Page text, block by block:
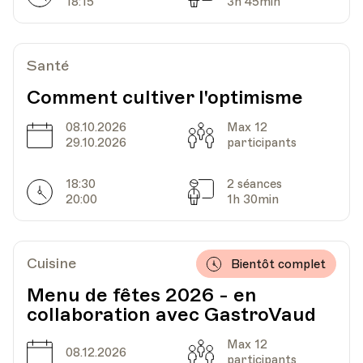
Date17.02.2021 Heure
18.00
Lieu
HEP - Haute Ecole Pédagogique
1005, Lausanne
Date
03.03.2021 Heure
18.00
Av. de Cour 33
Santé
Comment cultiver l'optimisme
Date
08.10.2026
29.10.2026
Capacité
Max 12
participants
Horarires
18:30
20:00
Séances
2 séances
1h 30min
Cuisine
Menu de fêtes 2026 - en
collaboration avec GastroVaud
Bientôt complet
Date
08.12.2026 Capacité
Max 12
participants